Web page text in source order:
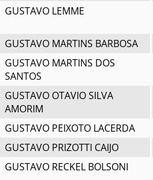
GUSTAVO LEMME
GUSTAVO MARTINS BARBOSA
GUSTAVO MARTINS DOS
SANTOS
GUSTAVO OTAVIO SILVA
AMORIM
GUSTAVO PEIXOTO LACERDA
GUSTAVO PRIZOTTI CAIJO
GUSTAVO RECKEL BOLSONI